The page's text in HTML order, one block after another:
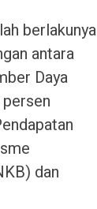
berlakunya
antara
Daya
dan